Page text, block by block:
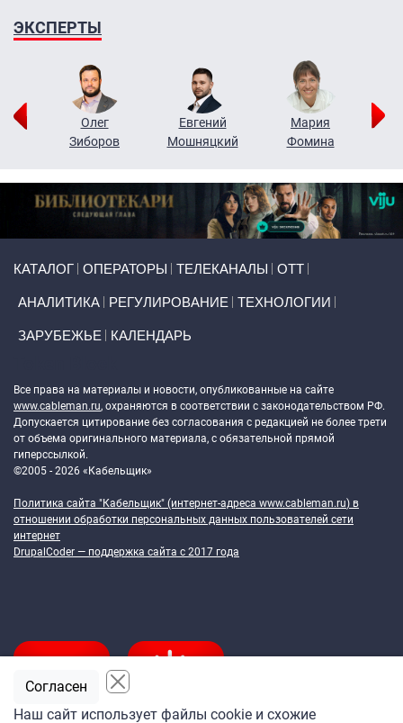
ЭКСПЕРТЫ
Олег
Зиборов
Евгений
Мошняцкий
Мария
Фомина
КАТАЛОГ ОПЕРАТОРЫ ТЕЛЕКАНАЛЫ ОТТ
АНАЛИТИКА РЕГУЛИРОВАНИЕ ТЕХНОЛОГИИ
ЗАРУБЕЖЬЕ КАЛЕНДАРЬ
Все права на материалы и новости, опубликованные на сайте
www.cableman.ru, охраняются в соответствии с законодательством РФ.
Допускается цитирование без согласования с редакцией не более трети
от объема оригинального материала, с обязательной прямой
гиперссылкой.
©2005 - 2026 «Кабельщик»
Политика сайта "Кабельщик" (интернет-адреса www.cableman.ru) в
отношении обработки персональных данных пользователей сети
интернет
DrupalCoder — поддержка сайта c 2017 года
Наш сайт использует файлы cookie и схожие
Согласен